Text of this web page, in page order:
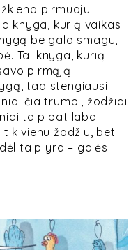
pirmuoju
knyga, kurią vaikas
be galo smagu,
Tai knyga, kurią
pirmąją
tad stengiausi
čia trumpi, žodžiai
taip pat labai
vienu žodžiu, bet
taip yra – galės